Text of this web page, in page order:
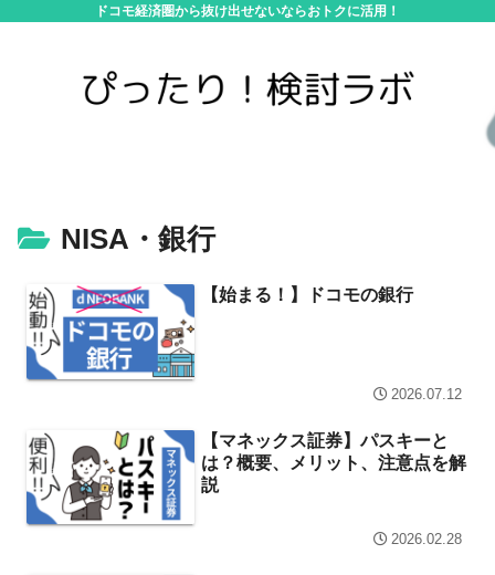
ドコモ経済圏から抜け出せないならおトクに活用！
NISA・銀行
【始まる！】ドコモの銀行
2026.07.12
【マネックス証券】パスキーと
は？概要、メリット、注意点を解
説
2026.02.28